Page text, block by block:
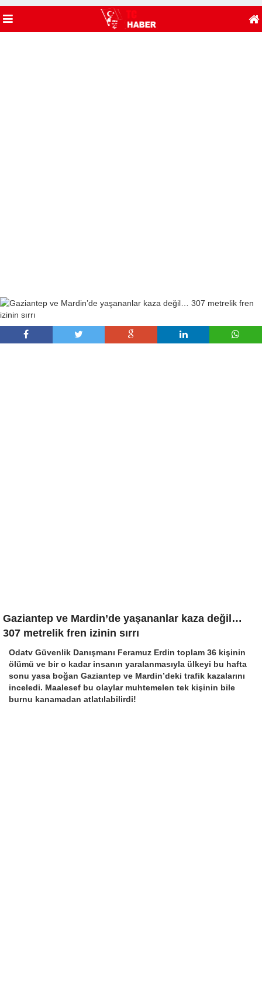
Gaziantep ve Mardin’de yaşananlar kaza değil…
307 metrelik fren izinin sırrı
Odatv Güvenlik Danışmanı Feramuz Erdin toplam 36 kişinin
ölümü ve bir o kadar insanın yaralanmasıyla ülkeyi bu hafta
sonu yasa boğan Gaziantep ve Mardin’deki trafik kazalarını
inceledi. Maalesef bu olaylar muhtemelen tek kişinin bile
burnu kanamadan atlatılabilirdi!